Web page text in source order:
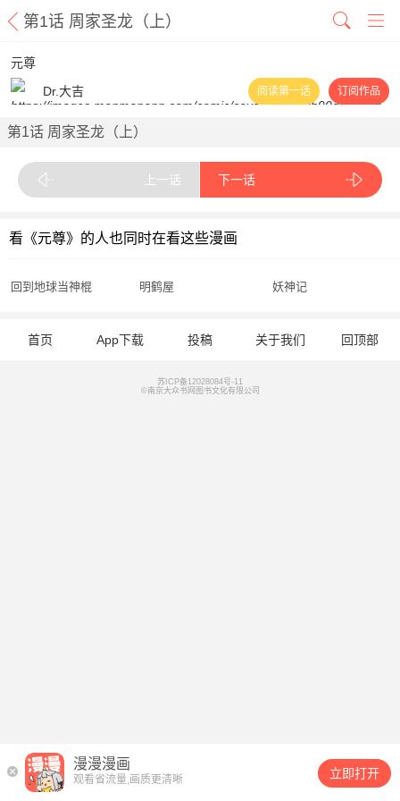
第1话 周家圣龙（上）
元尊
Dr.大吉
阅读第一话 订阅作品
第1话 周家圣龙（上）
上一话 下一话
看《元尊》的人也同时在看这些漫画
回到地球当神棍 明鹤屋 妖神记
首页 App下载 投稿 关于我们 回顶部
苏ICP备12028084号-11
©南京大众书网图书文化有限公司
漫漫漫画
观看省流量,画质更清晰 立即打开